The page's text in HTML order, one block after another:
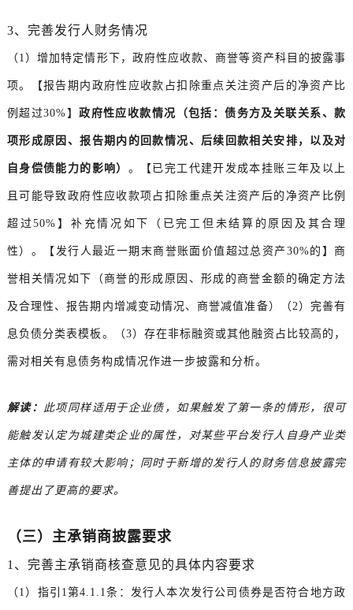
3、完善发行人财务情况
（1）增加特定情形下，政府性应收款、商誉等资产科目的披露事
项。【报告期内政府性应收款占扣除重点关注资产后的净资产比
例超过30%】政府性应收款情况（包括：债务方及关联关系、款
项形成原因、报告期内的回款情况、后续回款相关安排，以及对
自身偿债能力的影响） 。【已完工代建开发成本挂账三年及以上
且可能导致政府性应收款项占扣除重点关注资产后的净资产比例
超过50%】补充情况如下（已完工但未结算的原因及其合理
性）。【发行人最近一期末商誉账面价值超过总资产30%的】商
誉相关情况如下（商誉的形成原因、形成的商誉金额的确定方法
及合理性、报告期内增减变动情况、商誉减值准备）（2）完善有
息负债分类表模板。（3）存在非标融资或其他融资占比较高的，
需对相关有息债务构成情况作进一步披露和分析。
解读： 此项同样适用于企业债，如果触发了第一条的情形，很可
能触发认定为城建类企业的属性，对某些平台发行人自身产业类
主体的申请有较大影响；同时于新增的发行人的财务信息披露完
善提出了更高的要求。
（三）主承销商披露要求
1、完善主承销商核查意见的具体内容要求
（1）指引1第4.1.1条：发行人本次发行公司债券是否符合地方政